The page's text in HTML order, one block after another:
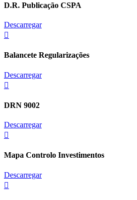
D.R. Publicação CSPA
Descarregar
Balancete Regularizações
Descarregar
DRN 9002
Descarregar
Mapa Controlo Investimentos
Descarregar